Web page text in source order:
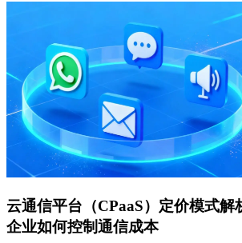
云通信平台（CPaaS）定价模式解
企业如何控制通信成本